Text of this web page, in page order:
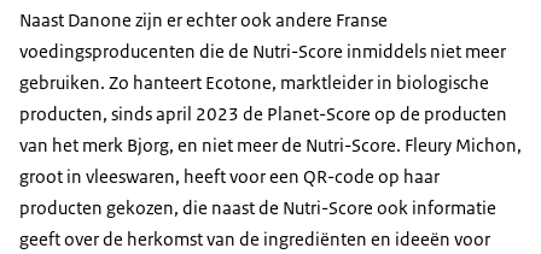
Naast Danone zijn er echter ook andere Franse
voedingsproducenten die de Nutri-Score inmiddels niet meer
gebruiken. Zo hanteert Ecotone, marktleider in biologische
producten, sinds april 2023 de Planet-Score op de producten
van het merk Bjorg, en niet meer de Nutri-Score. Fleury Michon,
groot in vleeswaren, heeft voor een QR-code op haar
producten gekozen, die naast de Nutri-Score ook informatie
geeft over de herkomst van de ingrediënten en ideeën voor